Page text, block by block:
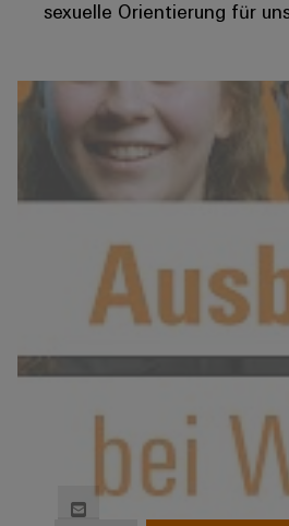
sexuelle Orientierung für